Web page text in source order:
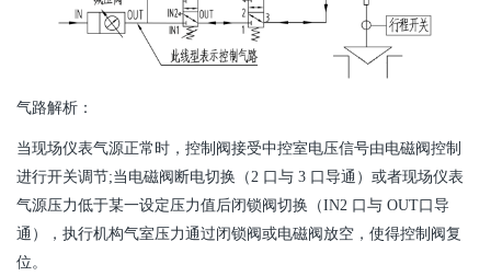
气路解析：
当现场仪表气源正常时，控制阀接受中控室电压信号由电磁阀控制
进行开关调节;当电磁阀断电切换（2 口与 3 口导通）或者现场仪表
气源压力低于某一设定压力值后闭锁阀切换（IN2 口与 OUT口导
通），执行机构气室压力通过闭锁阀或电磁阀放空，使得控制阀复
位。